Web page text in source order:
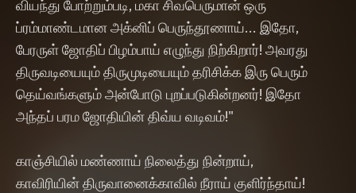
majestic,ancient,fiery,and highly
dramatic.
வியந்து போற்றும்படி, மகா சிவபெருமான் ஒரு
ப்ரம்மாண்டமான அக்னிப் பெருந்தூணாய்... இதோ,
பேரருள் ஜோதிப் பிழம்பாய் எழுந்து நிற்கிறார்! அவரது
திருவடியையும் திருமுடியையும் தரிசிக்க இரு பெரும்
தெய்வங்களும் அன்போடு புறப்படுகின்றனர்! இதோ
அந்தப் பரம ஜோதியின் திவ்ய வடிவம்!"
காஞ்சியில் மண்ணாய் நிலைத்து நின்றாய்,
காவிரியின் திருவானைக்காவில் நீராய் குளிர்ந்தாய்!